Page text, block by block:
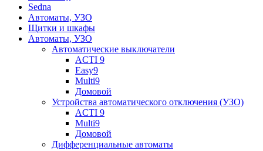
Sedna
Автоматы, УЗО
Щитки и шкафы
Автоматы, УЗО
Автоматические выключатели
ACTI 9
Easy9
Multi9
Домовой
Устройства автоматического отключения (УЗО)
ACTI 9
Multi9
Домовой
Дифференциальные автоматы